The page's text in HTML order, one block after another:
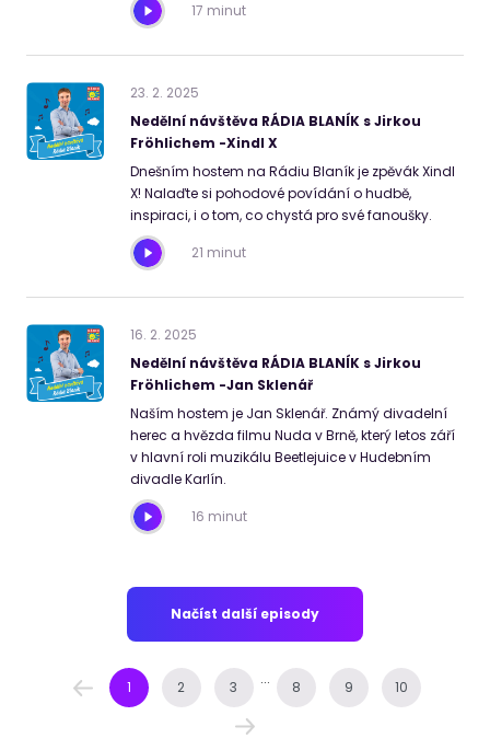
17 minut
23. 2. 2025
Nedělní návštěva RÁDIA BLANÍK s Jirkou
Fröhlichem -Xindl X
Dnešním hostem na Rádiu Blaník je zpěvák Xindl
X! Nalaďte si pohodové povídání o hudbě,
inspiraci, i o tom, co chystá pro své fanoušky.
21 minut
16. 2. 2025
Nedělní návštěva RÁDIA BLANÍK s Jirkou
Fröhlichem -Jan Sklenář
Naším hostem je Jan Sklenář. Známý divadelní
herec a hvězda filmu Nuda v Brně, který letos září
v hlavní roli muzikálu Beetlejuice v Hudebním
divadle Karlín.
16 minut
Načíst další episody
1 2 3 ... 8 9 10